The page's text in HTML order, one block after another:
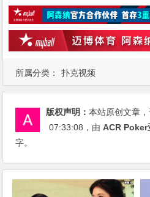
所属分类： 扑克视频
版权声明：本站原创文章
07:33:08 ，由ACR Poker
字。